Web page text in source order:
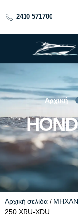
2410 571700
Αρχική
Αρχική σελίδα /
250 XRU-XDU